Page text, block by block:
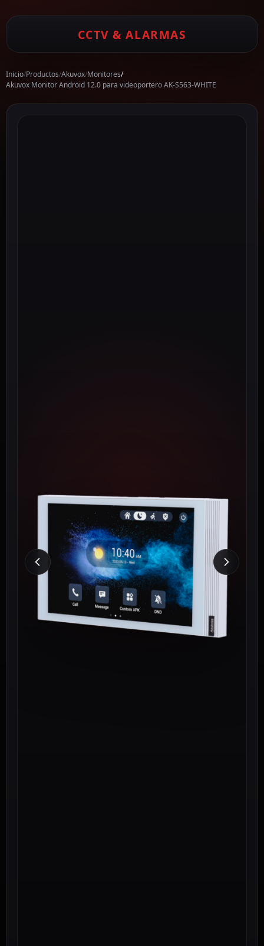
CCTV & ALARMAS
Inicio/Productos/Akuvox/Monitores/
Akuvox Monitor Android 12.0 para videoportero AK-S563-WHITE